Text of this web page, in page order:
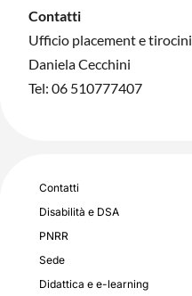
Contatti
Ufficio placement e tirocini
Daniela Cecchini
Tel: 06 510777407
Contatti
Disabilità e DSA
PNRR
Sede
Didattica e e-learning